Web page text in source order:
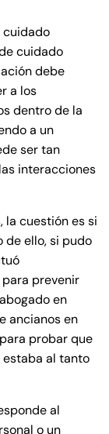
cuidado
cuidado
debe
a los
dentro de la
a un
ser tan
interacciones
la cuestión es si
de ello, si pudo
prevenir
en
ancianos en
probar que
al tanto
al
o un
Hours
– 5:00
Hours
– 5:00